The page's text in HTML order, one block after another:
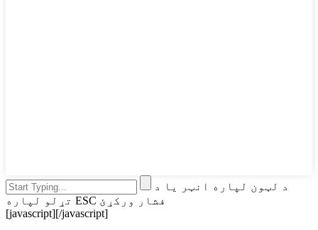
د لټون لپاره انټر یا د
تړلو لپاره ESC فشار ورکړئ
[javascript][/javascript]